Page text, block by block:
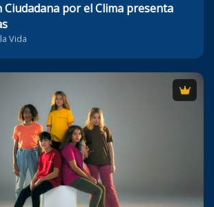
Ciudadana por el Clima presenta
Vida